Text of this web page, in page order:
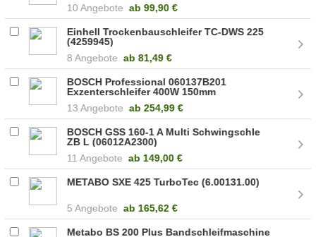
10 Angebote ab 99,90 €
Einhell Trockenbauschleifer TC-DWS 225
(4259945)
8 Angebote ab 81,49 €
BOSCH Professional 060137B201
Exzenterschleifer 400W 150mm
13 Angebote ab 254,99 €
BOSCH GSS 160-1 A Multi Schwingschle
ZB L (06012A2300)
11 Angebote ab 149,00 €
METABO SXE 425 TurboTec (6.00131.00)
5 Angebote ab 165,62 €
Metabo BS 200 Plus Bandschleifmaschine